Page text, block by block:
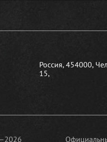
Россия, 454000,
15,